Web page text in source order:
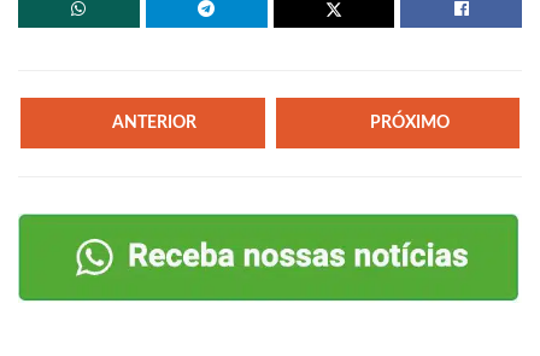
ANTERIOR PRÓXIMO